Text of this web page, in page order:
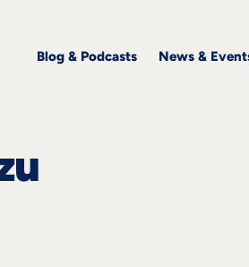
Blog & Podcasts News &